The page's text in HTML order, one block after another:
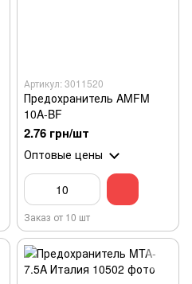
Артикул: 3011520
Предохранитель AMFM
10A-BF
2.76 грн/шт
Оптовые цены
Заказ от 10 шт